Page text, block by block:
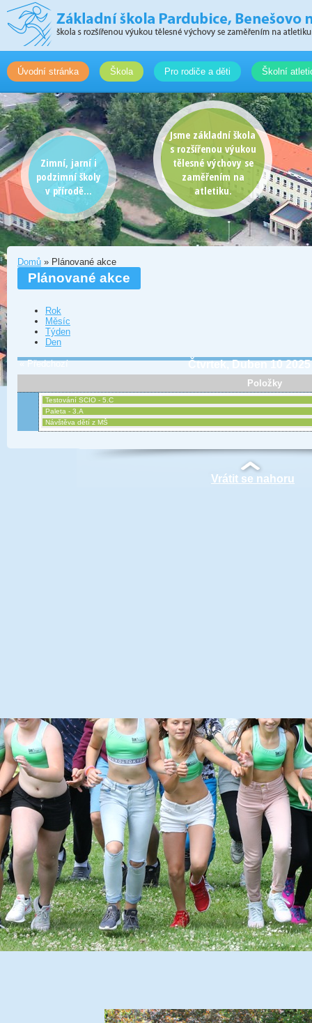
Úvodní stránka Škola Pro rodiče a děti Školní
Zimní, jarní i
podzimní školy
v přírodě...
Jsme základní škola
s rozšířenou výukou
tělesné výchovy se
zaměřením na
atletiku.
Domů » Plánované akce
Plánované akce
Rok
Měsíc
Týden
Den
« Předchozí Čtvrtek, Duben 10 2025
Položky
Testování SCIO - 5.C
Paleta - 3.A
Návštěva dětí z MŠ
Vrátit se nahoru